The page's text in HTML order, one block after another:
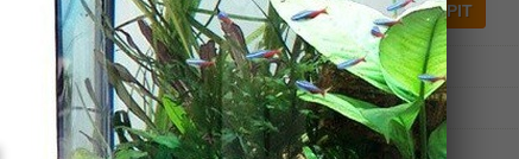
Objednat:
Dostupnost: Skladem 2 ks
Značka: Zolux
Záruka: 24 měsíců